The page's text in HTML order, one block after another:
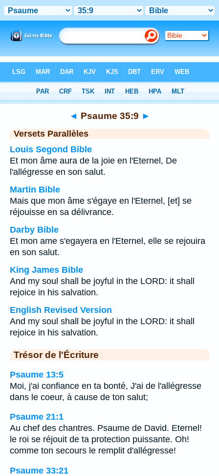
Chapitre 35> Verset 9
◄ Psaume 35:9 ►
Versets Parallèles
Louis Segond Bible
Et mon âme aura de la joie en l'Eternel, De
l'allégresse en son salut.
Martin Bible
Mais que mon âme s'égaye en l'Eternel, [et] se
réjouisse en sa délivrance.
Darby Bible
Et mon ame s'egayera en l'Eternel, elle se rejouira
en son salut.
King James Bible
And my soul shall be joyful in the LORD: it shall
rejoice in his salvation.
English Revised Version
And my soul shall be joyful in the LORD: it shall
rejoice in his salvation.
Trésor de l'Écriture
Psaume 13:5
Moi, j'ai confiance en ta bonté, J'ai de l'allégresse
dans le coeur, à cause de ton salut;
Psaume 21:1
Au chef des chantres. Psaume de David. Eternel!
le roi se réjouit de ta protection puissante. Oh!
comme ton secours le remplit d'allégresse!
Psaume 33:21